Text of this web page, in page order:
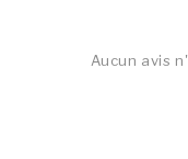
Aucun avis